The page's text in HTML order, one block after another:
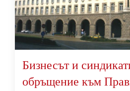
Бизнесът и
обръщение към